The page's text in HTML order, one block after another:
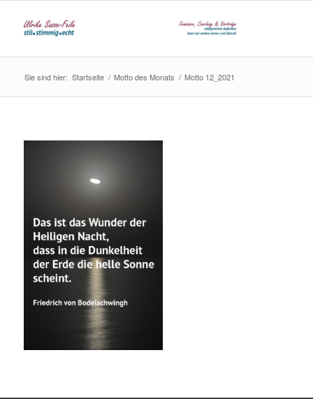
Sie sind hier: Startseite / Motto des Monats / Motto 12_2021